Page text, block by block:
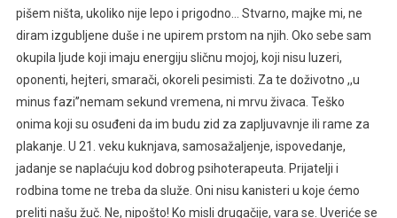
pišem ništa, ukoliko nije lepo i prigodno… Stvarno, majke mi, ne
diram izgubljene duše i ne upirem prstom na njih. Oko sebe sam
okupila ljude koji imaju energiju sličnu mojoj, koji nisu luzeri,
oponenti, hejteri, smarači, okoreli pesimisti. Za te doživotno ,,u
minus fazi’’nemam sekund vremena, ni mrvu živaca. Teško
onima koji su osuđeni da im budu zid za zapljuvavnje ili rame za
plakanje. U 21. veku kuknjava, samosažaljenje, ispovedanje,
jadanje se naplaćuju kod dobrog psihoterapeuta. Prijatelji i
rodbina tome ne treba da služe. Oni nisu kanisteri u koje ćemo
preliti našu žuč. Ne, nipošto! Ko misli drugačije, vara se. Uveriće se